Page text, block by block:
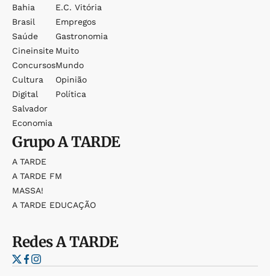
Bahia
Brasil
Saúde
Cineinsite
Concursos
Cultura
Digital
Salvador
Economia
E.c. Vitória
Empregos
Gastronomia
Muito
Mundo
Opinião
Política
GrupoA TARDE
A TARDE
A TARDE FM
MASSA!
A TARDE EDUCAÇÃO
RedesA TARDE